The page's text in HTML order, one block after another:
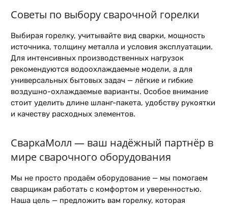
Советы по выбору сварочной горелки
Выбирая горелку, учитывайте вид сварки, мощность
источника, толщину металла и условия эксплуатации.
Для интенсивных производственных нагрузок
рекомендуются водоохлаждаемые модели, а для
универсальных бытовых задач — лёгкие и гибкие
воздушно-охлаждаемые варианты. Особое внимание
стоит уделить длине шланг-пакета, удобству рукоятки
и качеству расходных элементов.
СваркаМолл — ваш надёжный партнёр в
мире сварочного оборудования
Мы не просто продаём оборудование — мы помогаем
сварщикам работать с комфортом и уверенностью.
Наша цель — предложить вам горелку, которая